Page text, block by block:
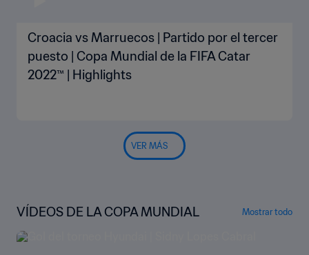
Croacia vs Marruecos | Partido por el tercer
puesto | Copa Mundial de la FIFA Catar
2022™ | Highlights
VER MÁS
VÍDEOS DE LA COPA MUNDIAL Mostrar todo